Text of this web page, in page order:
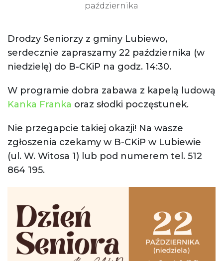
października
Drodzy Seniorzy z gminy Lubiewo,
serdecznie zapraszamy 22 października (w
niedzielę) do B-CKiP na godz. 14:30.
W programie dobra zabawa z kapelą ludową
Kanka Franka oraz słodki poczęstunek.
Nie przegapcie takiej okazji! Na wasze
zgłoszenia czekamy w B-CKiP w Lubiewie
(ul. W. Witosa 1) lub pod numerem tel. 512
864 195.